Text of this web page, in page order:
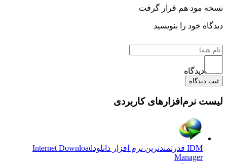
مود هم قرار گرفت
خود را بنویسید
دیدگاه
نرم‌افزارهای کاربردی
Internet Download
Manager